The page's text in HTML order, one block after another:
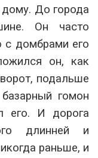
До города
Он часто
с домбрами его
он, как
подальше
гомон
его. И дорога
длинней и
раньше, и